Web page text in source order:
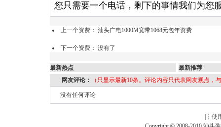
您只需要一个电话，剩下的事情我们为您
上一个资费： 汕头广电1000M宽带1068元包年资费
下一个资费： 没有了
最新热点
最新推荐
网友评论：
（只显示最新10条。评论内容只代表网友观点，
没有任何评论
|┆ 使